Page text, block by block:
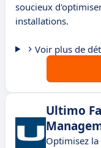
soucieux
installations.
Voir plus de
Ultimo
Optimisez